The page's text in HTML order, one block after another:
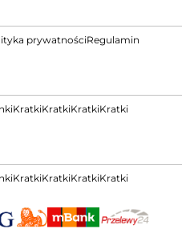
prywatnościRegulamin
KratkiKratkiKratkiKratki
KratkiKratkiKratkiKratki